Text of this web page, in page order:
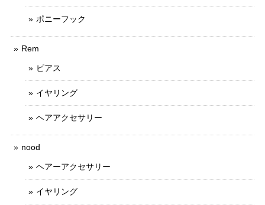
ポニーフック
Rem
ピアス
イヤリング
ヘアアクセサリー
nood
ヘアーアクセサリー
イヤリング